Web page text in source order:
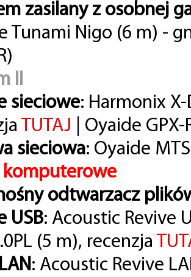
zasilany z osobnej
Tunami Nigo (6 m) -
II
sieciowe: Harmonix
TUTAJ | Oyaide
sieciowa: Oyaide
odtwarzacz
USB: Acoustic Revive
(5 m), recenzja
: Acoustic Revive